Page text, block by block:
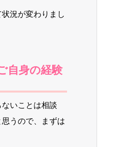
況が変わりまし
自身の経験
いことは相談
うので、まずは